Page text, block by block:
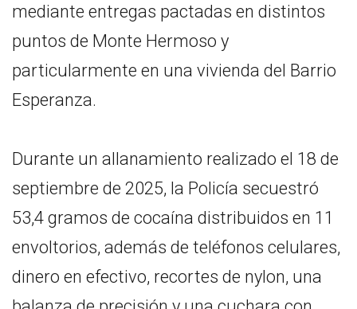
mediante entregas pactadas en distintos
puntos de Monte Hermoso y
particularmente en una vivienda del Barrio
Esperanza.
Durante un allanamiento realizado el 18 de
septiembre de 2025, la Policía secuestró
53,4 gramos de cocaína distribuidos en 11
envoltorios, además de teléfonos celulares,
dinero en efectivo, recortes de nylon, una